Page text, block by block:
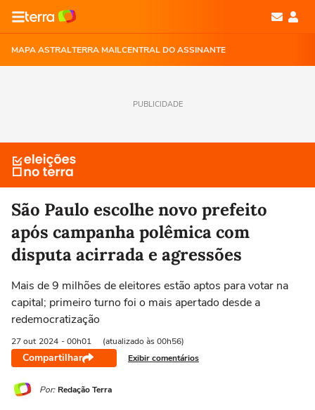
MAPA ASTRALTERRA MAILCENTRAL DO ASSINANTE
PUBLICIDADE
São Paulo escolhe novo prefeito
após campanha polêmica com
disputa acirrada e agressões
Mais de 9 milhões de eleitores estão aptos para votar na
capital; primeiro turno foi o mais apertado desde a
redemocratização
27 out 2024 - 00h01 (atualizado às 00h56)
Compartilhar Exibir comentários
Por: Redação Terra